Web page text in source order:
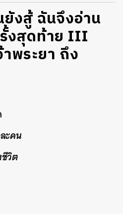
ยังสู้ ฉันจึงอ่าน
งสุดท้าย III
พระยา ถึง
ะคน
วิต